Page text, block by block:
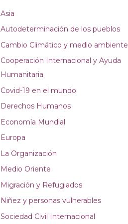
Asia
Autodeterminación de los pueblos
Cambio Climático y medio ambiente
Cooperación Internacional y Ayuda
Humanitaria
Covid-19 en el mundo
Derechos Humanos
Economía Mundial
Europa
La Organización
Medio Oriente
Migración y Refugiados
Niñez y personas vulnerables
Sociedad Civil Internacional